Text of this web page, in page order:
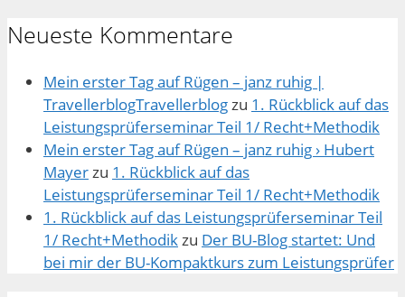
Neueste Kommentare
Mein erster Tag auf Rügen – janz ruhig |
TravellerblogTravellerblogzu 1. Rückblick auf das
Leistungsprüferseminar Teil 1/ Recht+Methodik
Mein erster Tag auf Rügen – janz ruhig › Hubert
Mayerzu 1. Rückblick auf das
Leistungsprüferseminar Teil 1/ Recht+Methodik
1. Rückblick auf das Leistungsprüferseminar Teil
1/ Recht+Methodikzu Der BU-Blog startet: Und
bei mir der BU-Kompaktkurs zum Leistungsprüfer